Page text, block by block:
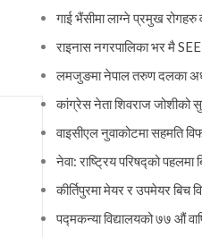
गाई भैंसीमा लाग्ने प्रमुख रोगहरु
राइनास नगरपालिका भर मै
लमजुङमा नेपाल तरुण दलका
कांग्रेस नेता शिवराज जोशीको
वाइसीएल नुवाकोटमा सहमति
नेवा: राष्ट्रिय परिषद्को पहलमा
कीर्तिपुरमा मेयर र उपमेयर बिच
पद्मकन्या विद्यालयको ७७ औं